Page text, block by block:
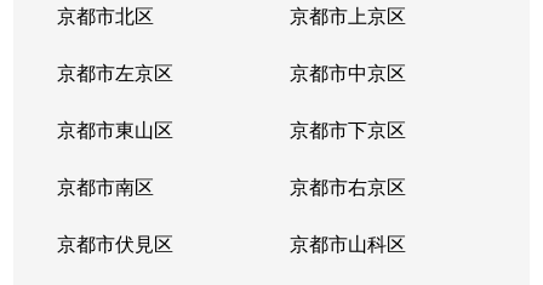
京都市北区 京都市上京区
京都市左京区 京都市中京区
京都市東山区 京都市下京区
京都市南区 京都市右京区
京都市伏見区 京都市山科区